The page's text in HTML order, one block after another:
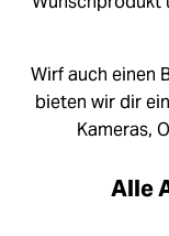
Wirf auch einen
bieten wir dir
Kameras,
Alle